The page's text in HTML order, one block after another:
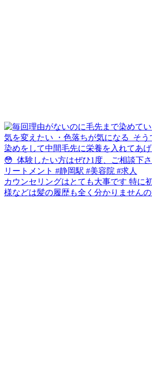
カウンセリングはとても大事です 特に
様などは髪の履歴も全く分かりません